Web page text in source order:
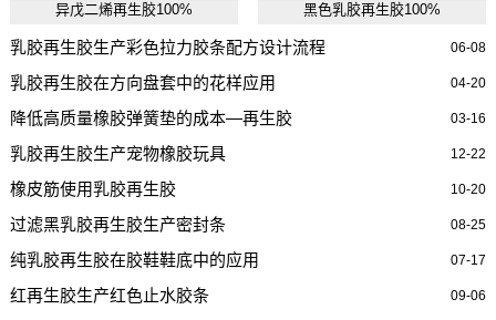
异戊二烯再生胶100% 黑色乳胶再生胶100%
06-08
乳胶再生胶生产彩色拉力胶条配方设计流程
04-20
乳胶再生胶在方向盘套中的花样应用
03-16
降低高质量橡胶弹簧垫的成本—再生胶
12-22
乳胶再生胶生产宠物橡胶玩具
10-20
橡皮筋使用乳胶再生胶
08-25
过滤黑乳胶再生胶生产密封条
07-17
纯乳胶再生胶在胶鞋鞋底中的应用
09-06
红再生胶生产红色止水胶条